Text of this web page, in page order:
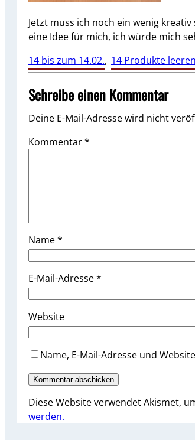
Jetzt muss ich noch ein wenig
eine Idee für mich, ich würde mich
14 bis zum 14.02., 14 Produkte leeren
Schreibe einen Kommentar
Deine E-Mail-Adresse wird nicht
Kommentar*
Name*
E-Mail-Adresse*
Website
Name, E-Mail-Adresse und
Diese Website verwendet Akismet,
werden.